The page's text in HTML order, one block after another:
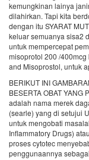
kemungkinan lainya
dilahirkan. Tapi kita
dengan itu SYARAT
keluar semuanya sisa2
untuk mempercepat
misoprotol 200 /
and Misoprostol, untuk
BERIKUT INI
BESERTA OBAT YANG
adalah nama merek
(searle) yang di setujui
untuk mengobati
Inflammatory Drugs)
proses cytotec
penggunaannya